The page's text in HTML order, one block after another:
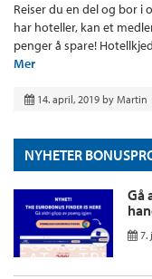
Reiser du en del og bor i
har hoteller, kan et
penger å spare!
Mer
14. april, 2019 by Martin
NYHETER
Gå
7.